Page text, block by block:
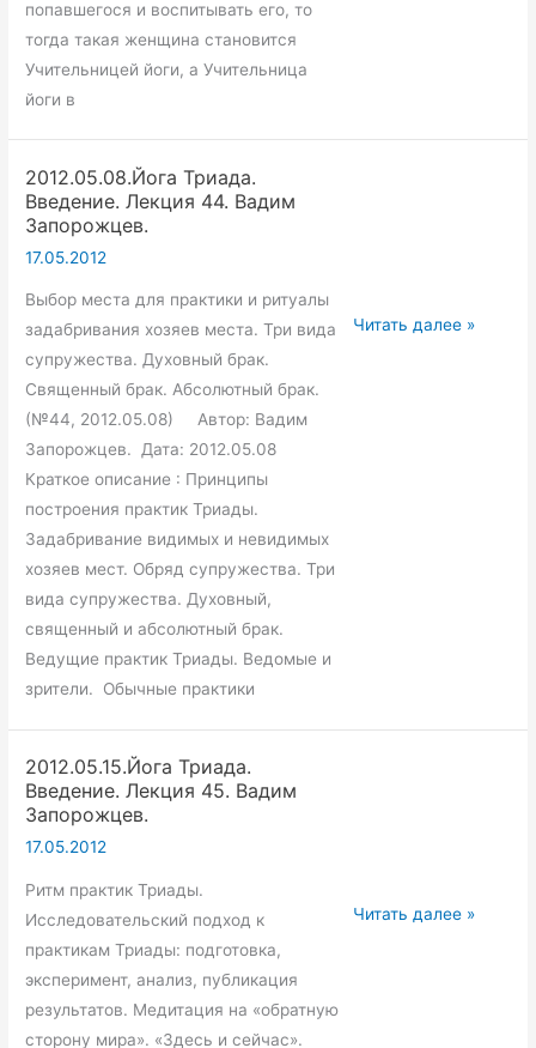
попавшегося и воспитывать его, то
тогда такая женщина становится
Учительницей йоги, а Учительница
йоги в
2012.05.08.Йога Триада.
Введение. Лекция 44. Вадим
Запорожцев.
17.05.2012
Выбор места для практики и ритуалы
задабривания хозяев места. Три вида
супружества. Духовный брак.
Священный брак. Абсолютный брак.
(№44, 2012.05.08) Автор: Вадим
Запорожцев. Дата: 2012.05.08
Краткое описание : Принципы
построения практик Триады.
Задабривание видимых и невидимых
хозяев мест. Обряд супружества. Три
вида супружества. Духовный,
священный и абсолютный брак.
Ведущие практик Триады. Ведомые и
зрители. Обычные практики
2012.05.08.Йога
Читать далее »
2012.05.15.Йога Триада.
Введение. Лекция 45. Вадим
Запорожцев.
17.05.2012
Ритм практик Триады.
Исследовательский подход к
практикам Триады: подготовка,
эксперимент, анализ, публикация
результатов. Медитация на «обратную
сторону мира». «Здесь и сейчас».
2012.05.15.Йога
Читать далее »